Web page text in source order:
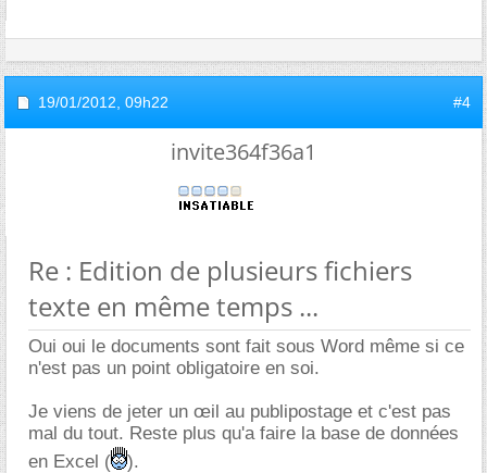
19/01/2012, 09h22 #4
invite364f36a1
Re : Edition de plusieurs fichiers
texte en même temps ...
Oui oui le documents sont fait sous Word même si ce
n'est pas un point obligatoire en soi.
Je viens de jeter un œil au publipostage et c'est pas
mal du tout. Reste plus qu'a faire la base de données
en Excel (
).